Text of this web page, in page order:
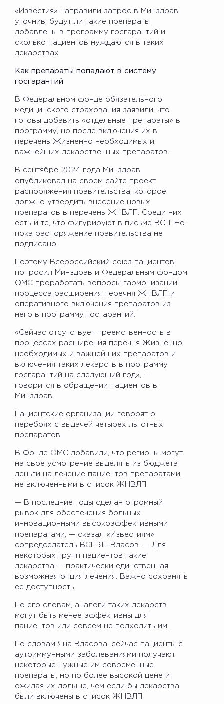
«Известия» направили запрос в Минздрав,
уточнив, будут ли такие препараты
добавлены в программу госгарантий и
сколько пациентов нуждаются в таких
лекарствах.
Как препараты попадают в систему
госгарантий
В Федеральном фонде обязательного
медицинского страхования заявили, что
готовы добавить «отдельные препараты» в
программу, но после включения их в
перечень Жизненно необходимых и
важнейших лекарственных препаратов.
В сентябре 2024 года Минздрав
опубликовал на своем сайте проект
распоряжения правительства, которое
должно утвердить внесение новых
препаратов в перечень ЖНВЛП. Среди них
есть и те, что фигурируют в письме ВСП. Но
пока распоряжение правительства не
подписано.
Поэтому Всероссийский союз пациентов
попросил Минздрав и Федеральным фондом
ОМС проработать вопросы гармонизации
процесса расширения перечня ЖНВЛП и
оперативного включения препаратов из
него в программу госгарантий.
«Сейчас отсутствует преемственность в
процессах расширения перечня Жизненно
необходимых и важнейших препаратов и
включения таких лекарств в программу
госгарантий на следующий год», —
говорится в обращении пациентов в
Минздрав.
Пациентские организации говорят о
перебоях с выдачей четырех льготных
препаратов
В Фонде ОМС добавили, что регионы могут
на свое усмотрение выделять из бюджета
деньги на лечение пациентов препаратами,
не включенными в список ЖНВЛП.
— В последние годы сделан огромный
рывок для обеспечения больных
инновационными высокоэффективными
препаратами, — сказал «Известиям»
сопредседатель ВСП Ян Власов. — Для
некоторых групп пациентов такие
лекарства — практически единственная
возможная опция лечения. Важно сохранять
ее доступность.
По его словам, аналоги таких лекарств
могут быть менее эффективны для
пациентов или совсем не подходить им.
По словам Яна Власова, сейчас пациенты с
аутоиммунными заболеваниями получают
некоторые нужные им современные
препараты, но по более высокой цене и
ожидая их дольше, чем если бы лекарства
были включены в список ЖНВЛП.